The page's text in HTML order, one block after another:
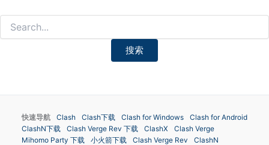
快速导航 Clash Clash下载 Clash for Windows
Clash for Android
ClashN下载
Clash Verge Rev 下载 ClashX
Clash Verge
Mihomo Party 下载
小火箭下载 Clash Verge Rev
ClashN